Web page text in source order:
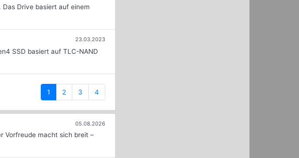
Drive basiert auf einem
23.03.2023
SSD basiert auf TLC-NAND
1 (current)
2 3 4
05.08.2026
Vorfreude macht sich breit –